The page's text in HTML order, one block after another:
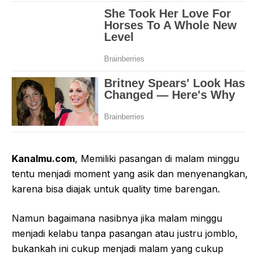
Kanalmu.com, Memiliki pasangan di malam minggu
tentu menjadi moment yang asik dan menyenangkan,
karena bisa diajak untuk quality time barengan.
Namun bagaimana nasibnya jika malam minggu
menjadi kelabu tanpa pasangan atau justru jomblo,
bukankah ini cukup menjadi malam yang cukup